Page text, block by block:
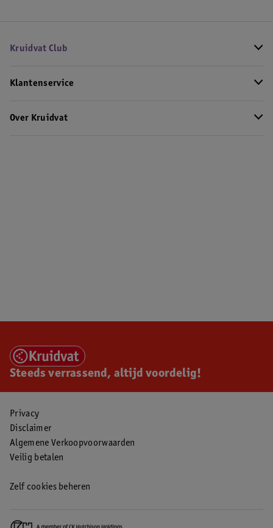
Kruidvat Club
Klantenservice
Over Kruidvat
Steeds verrassend, altijd voordelig!
Privacy
Disclaimer
Algemene Verkoopvoorwaarden
Veilig betalen
Zelf cookies beheren